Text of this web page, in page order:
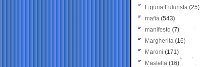
Liguria Futurista (25)
mafia (543)
manifesto (7)
Margherita (16)
Maroni (171)
Mastella (16)